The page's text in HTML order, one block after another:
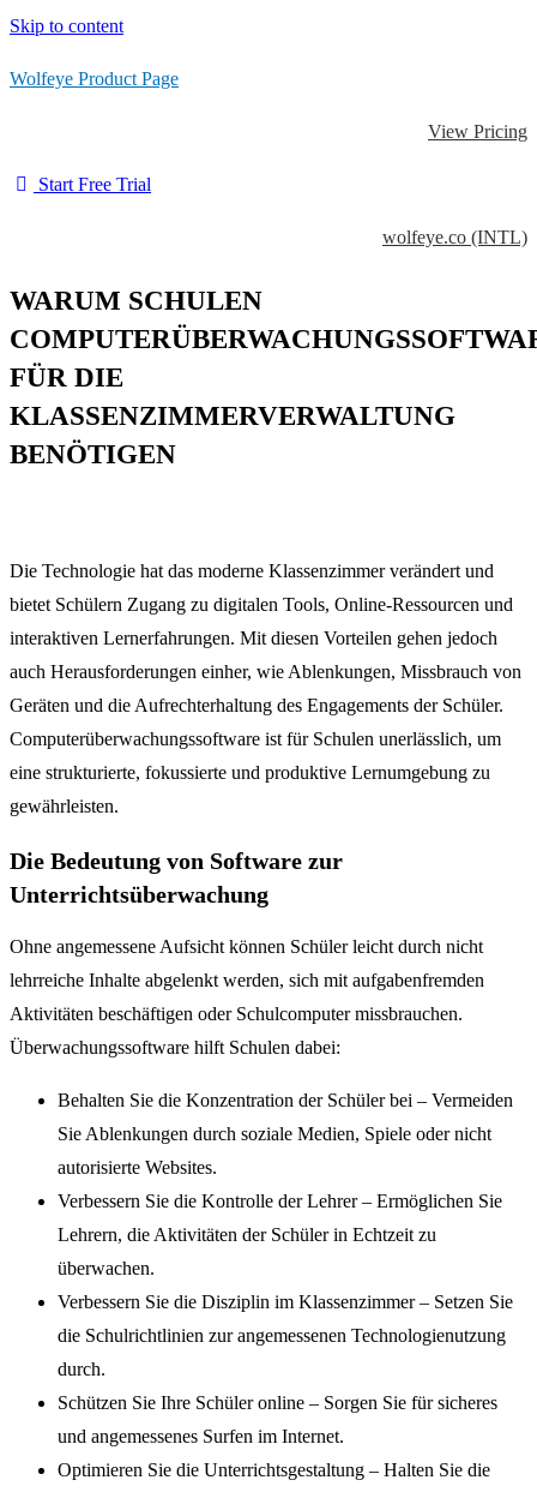
Skip to content
Wolfeye Product Page
View Pricing
Start Free Trial
wolfeye.co (INTL)
WARUM SCHULEN
FÜR DIE
KLASSENZIMMERVERWALTUNG
BENÖTIGEN
Die Technologie hat das moderne Klassenzimmer verändert und
bietet Schülern Zugang zu digitalen Tools, Online-Ressourcen und
interaktiven Lernerfahrungen. Mit diesen Vorteilen gehen jedoch
auch Herausforderungen einher, wie Ablenkungen, Missbrauch von
Geräten und die Aufrechterhaltung des Engagements der Schüler.
Computerüberwachungssoftware ist für Schulen unerlässlich, um
eine strukturierte, fokussierte und produktive Lernumgebung zu
gewährleisten.
Die Bedeutung von Software zur
Unterrichtsüberwachung
Ohne angemessene Aufsicht können Schüler leicht durch nicht
lehrreiche Inhalte abgelenkt werden, sich mit aufgabenfremden
Aktivitäten beschäftigen oder Schulcomputer missbrauchen.
Überwachungssoftware hilft Schulen dabei:
Behalten Sie die Konzentration der Schüler bei – Vermeiden
Sie Ablenkungen durch soziale Medien, Spiele oder nicht
autorisierte Websites.
Verbessern Sie die Kontrolle der Lehrer – Ermöglichen Sie
Lehrern, die Aktivitäten der Schüler in Echtzeit zu
überwachen.
Verbessern Sie die Disziplin im Klassenzimmer – Setzen Sie
die Schulrichtlinien zur angemessenen Technologienutzung
durch.
Schützen Sie Ihre Schüler online – Sorgen Sie für sicheres
und angemessenes Surfen im Internet.
Optimieren Sie die Unterrichtsgestaltung – Halten Sie die